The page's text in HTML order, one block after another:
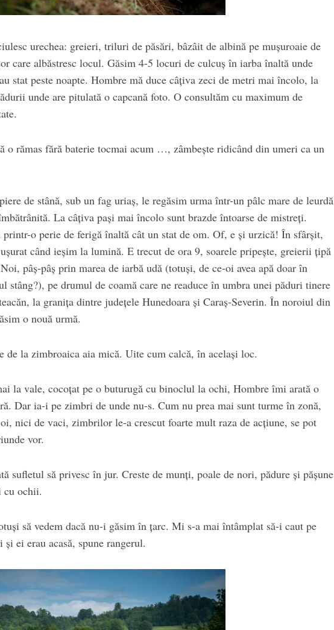
urechea: greieri, triluri de păsări, bâzâit de albină pe mușuroaie de
care albăstresc locul. Găsim 4-5 locuri de culcuș în iarba înaltă unde
stat peste noapte. Hombre mă duce câțiva zeci de metri mai încolo, la
unde are pitulată o capcană foto. O consultăm cu maximum de
o rămas fără baterie tocmai acum …, zâmbește ridicând din umeri ca un
de stână, sub un fag uriaș, le regăsim urma într-un pâlc mare de leurdă
La câțiva pași mai încolo sunt brazde întoarse de mistreți.
printr-o perie de ferigă înaltă cât un stat de om. Of, e și urzică! În sfârșit,
când ieșim la lumină. E trecut de ora 9, soarele pripește, greierii țipă
pâș-pâș prin marea de iarbă udă (totuși, de ce-oi avea apă doar în
stâng?), pe drumul de coamă care ne readuce în umbra unei păduri tinere
la granița dintre județele Hunedoara și Caraș-Severin. În noroiul din
o nouă urmă.
de la zimbroaica aia mică. Uite cum calcă, în același loc.
la vale, cocoțat pe o buturugă cu binoclul la ochi, Hombre îmi arată o
Dar ia-i pe zimbri de unde nu-s. Cum nu prea mai sunt turme în zonă,
nici de vaci, zimbrilor le-a crescut foarte mult raza de acțiune, se pot
vor.
sufletul să privesc în jur. Creste de munți, poale de nori, pădure și pășune
cu ochii.
să vedem dacă nu-i găsim în țarc. Mi s-a mai întâmplat să-i caut pe
și ei erau acasă, spune rangerul.